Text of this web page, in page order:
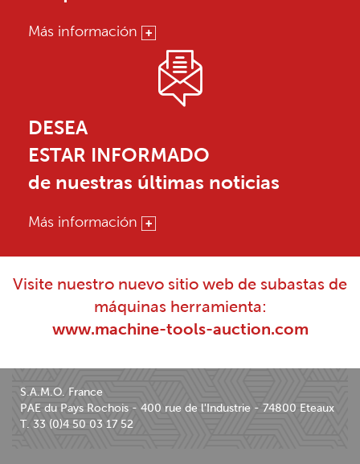
Más información
DESEA
ESTAR INFORMADO
de nuestras últimas noticias
Más información
Visite nuestro nuevo sitio web de subastas de
máquinas herramienta:
www.machine-tools-auction.com
S.A.M.O. France
PAE du Pays Rochois - 400 rue de l'Industrie - 74800 Eteaux
T. 33 (0)4 50 03 17 52